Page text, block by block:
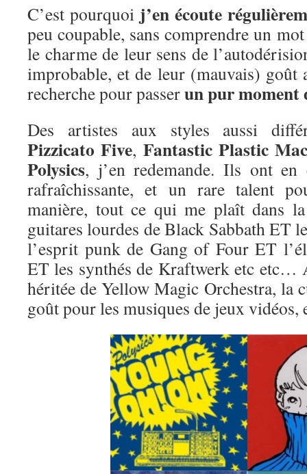
C’est pourquoi j’en écoute
peu coupable, sans comprendre un
le charme de leur sens de
improbable, et de leur (mauvais) goût
recherche pour passerun pur moment
Des artistes aux styles aussi
Pizzicato Five, Fantastic Plastic
Polysics, j’en redemande. Ils ont en
rafraîchissante, et un rare talent
manière, tout ce qui me plaît dans
guitares lourdes de Black Sabbath ET
l’esprit punk de Gang of Four ET
ET les synthés de Kraftwerk etc etc…
héritée de Yellow Magic Orchestra, la
goût pour les musiques de jeux vidéos,